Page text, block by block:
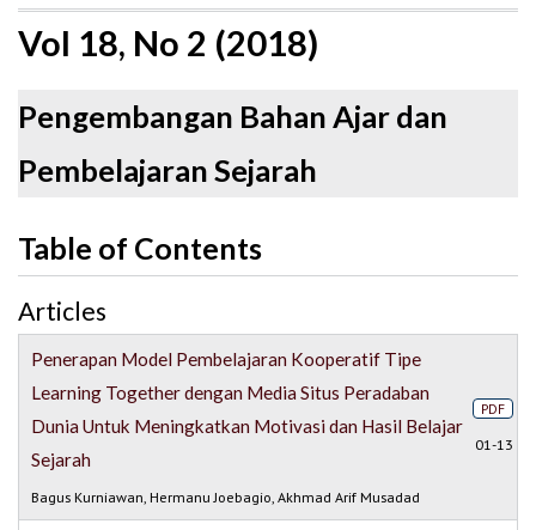
Vol 18, No 2 (2018)
Pengembangan Bahan Ajar dan
Pembelajaran Sejarah
Table of Contents
Articles
Penerapan Model Pembelajaran Kooperatif Tipe
Learning Together dengan Media Situs Peradaban
Dunia Untuk Meningkatkan Motivasi dan Hasil Belajar
Sejarah
Bagus Kurniawan, Hermanu Joebagio, Akhmad Arif Musadad
PDF
01-13